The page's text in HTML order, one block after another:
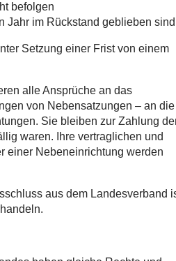
befolgen
Jahr im Rückstand geblieben
Setzung einer Frist von einem
alle Ansprüche an das
von Nebensatzungen – an die
Sie bleiben zur Zahlung
waren. Ihre vertraglichen und
einer Nebeneinrichtung werden
aus dem Landesverband